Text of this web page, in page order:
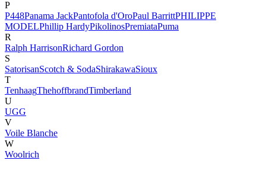
P
P448Panama JackPantofola d'OroPaul BarrittPHILIPPE
MODELPhillip HardyPikolinosPremiataPuma
R
Ralph HarrisonRichard Gordon
S
SatorisanScotch & SodaShirakawaSioux
T
TenhaagThehoffbrandTimberland
U
UGG
V
Voile Blanche
W
Woolrich